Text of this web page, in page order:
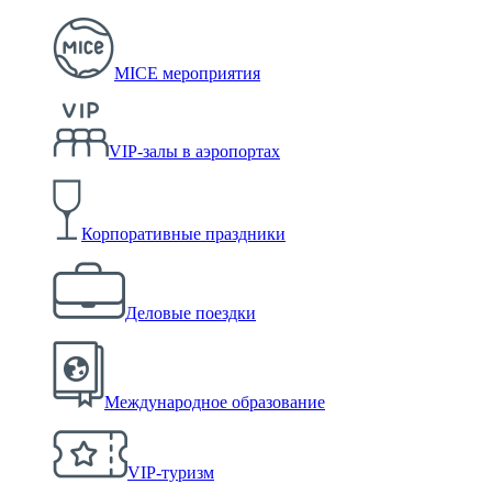
MICE мероприятия
VIP-залы в аэропортах
Корпоративные праздники
Деловые поездки
Международное образование
VIP-туризм